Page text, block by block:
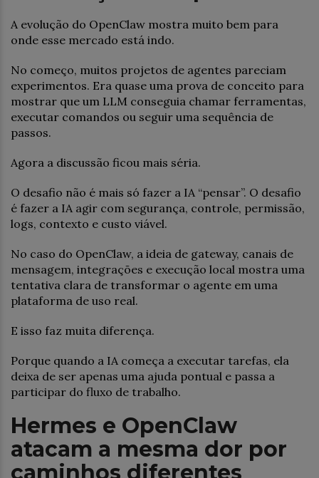
A evolução do OpenClaw mostra muito bem para
onde esse mercado está indo.
No começo, muitos projetos de agentes pareciam
experimentos. Era quase uma prova de conceito para
mostrar que um LLM conseguia chamar ferramentas,
executar comandos ou seguir uma sequência de
passos.
Agora a discussão ficou mais séria.
O desafio não é mais só fazer a IA “pensar”. O desafio
é fazer a IA agir com segurança, controle, permissão,
logs, contexto e custo viável.
No caso do OpenClaw, a ideia de gateway, canais de
mensagem, integrações e execução local mostra uma
tentativa clara de transformar o agente em uma
plataforma de uso real.
E isso faz muita diferença.
Porque quando a IA começa a executar tarefas, ela
deixa de ser apenas uma ajuda pontual e passa a
participar do fluxo de trabalho.
Hermes e OpenClaw
atacam a mesma dor por
caminhos diferentes